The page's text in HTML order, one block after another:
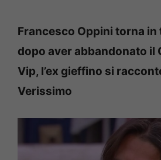
Francesco Oppini torna
dopo aver abbandonato il
Vip, l’ex gieffino si
Verissimo